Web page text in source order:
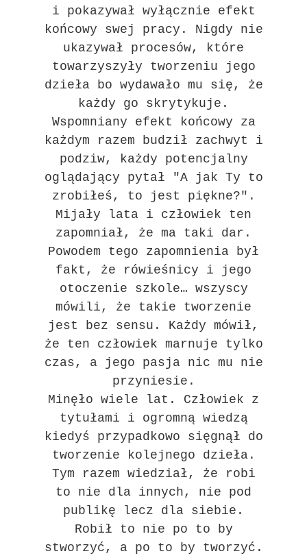
i pokazywał wyłącznie efekt
końcowy swej pracy. Nigdy nie
ukazywał procesów, które
towarzyszyły tworzeniu jego
dzieła bo wydawało mu się, że
każdy go skrytykuje.
Wspomniany efekt końcowy za
każdym razem budził zachwyt i
podziw, każdy potencjalny
oglądający pytał "A jak Ty to
zrobiłeś, to jest piękne?".
Mijały lata i człowiek ten
zapomniał, że ma taki dar.
Powodem tego zapomnienia był
fakt, że rówieśnicy i jego
otoczenie szkole… wszyscy
mówili, że takie tworzenie
jest bez sensu. Każdy mówił,
że ten człowiek marnuje tylko
czas, a jego pasja nic mu nie
przyniesie.
Minęło wiele lat. Człowiek z
tytułami i ogromną wiedzą
kiedyś przypadkowo sięgnął do
tworzenie kolejnego dzieła.
Tym razem wiedział, że robi
to nie dla innych, nie pod
publikę lecz dla siebie.
Robił to nie po to by
stworzyć, a po to by tworzyć.